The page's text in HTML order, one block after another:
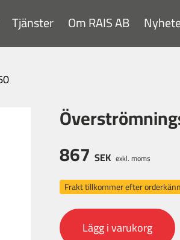
Tjänster Om RAIS AB
867 SEK exkl. moms
Frakt tillkommer efter
Lägg i varukorg